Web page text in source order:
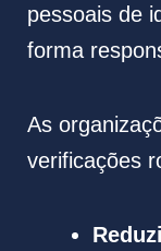
pessoais de
forma
As
verificações